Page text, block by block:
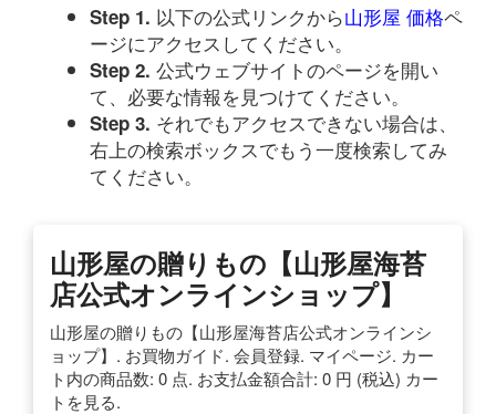
Step 1. 以下の公式リンクから山形屋 価格ペ
ージにアクセスしてください。
Step 2. 公式ウェブサイトのページを開い
て、必要な情報を見つけてください。
Step 3. それでもアクセスできない場合は、
右上の検索ボックスでもう一度検索してみ
てください。
山形屋の贈りもの【山形屋海苔
店公式オンラインショップ】
山形屋の贈りもの【山形屋海苔店公式オンラインシ
ョップ】. お買物ガイド. 会員登録. マイページ. カー
ト内の商品数: 0 点. お支払金額合計: 0 円 (税込) カー
トを見る.